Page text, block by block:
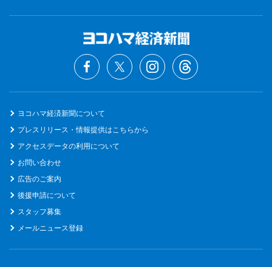
ヨコハマ経済新聞について
プレスリリース・情報提供はこちらから
アクセスデータの利用について
お問い合わせ
広告のご案内
後援申請について
スタッフ募集
メールニュース登録